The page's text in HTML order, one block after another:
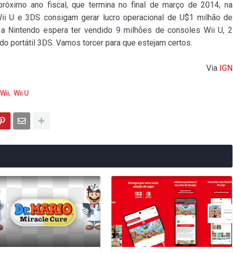
ano fiscal, que termina no final de março de 2014, na
U e 3DS consigam gerar lucro operacional de U$1 milhão de
Nintendo espera ter vendido 9 milhões de consoles Wii U, 2
portátil 3DS. Vamos torcer para que estejam certos.
Via IGN
Wii Wii U